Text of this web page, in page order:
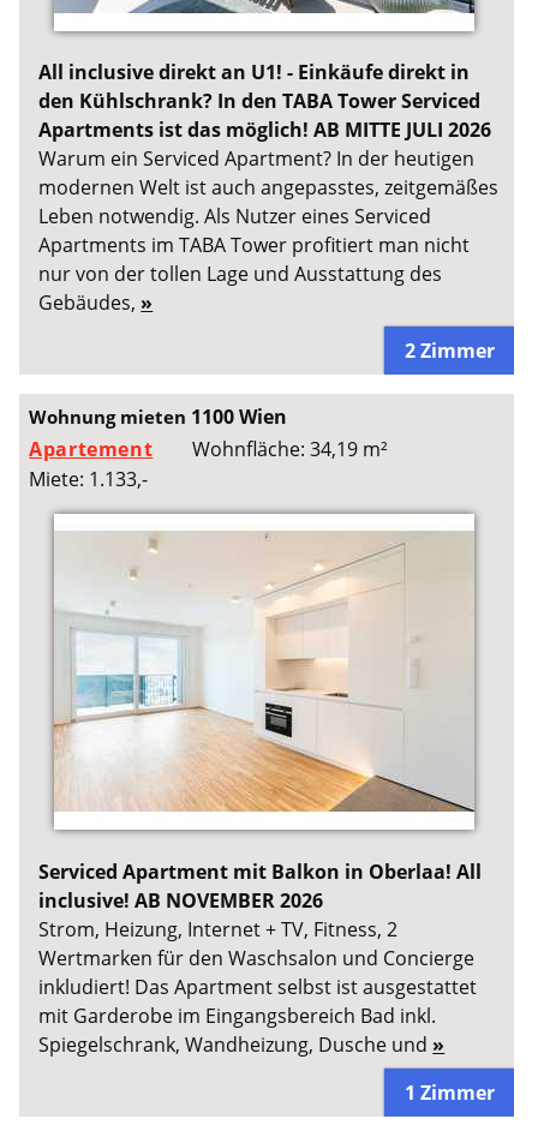
All inclusive direkt an U1! - Einkäufe direkt in
den Kühlschrank? In den TABA Tower Serviced
Apartments ist das möglich! AB MITTE JULI 2026
Warum ein Serviced Apartment? In der heutigen
modernen Welt ist auch angepasstes, zeitgemäßes
Leben notwendig. Als Nutzer eines Serviced
Apartments im TABA Tower profitiert man nicht
nur von der tollen Lage und Ausstattung des
Gebäudes, »
2 Zimmer
Wohnung mieten 1100 Wien
Apartement
Wohnfläche: 34,19 m²
Miete: 1.133,-
Serviced Apartment mit Balkon in Oberlaa! All
inclusive! AB NOVEMBER 2026
Strom, Heizung, Internet + TV, Fitness, 2
Wertmarken für den Waschsalon und Concierge
inkludiert! Das Apartment selbst ist ausgestattet
mit Garderobe im Eingangsbereich Bad inkl.
Spiegelschrank, Wandheizung, Dusche und »
1 Zimmer